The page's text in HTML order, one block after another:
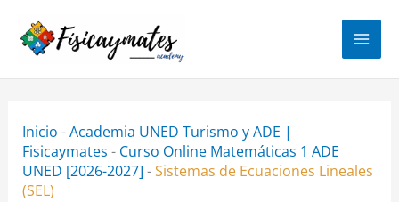
contenido
Inicio -Academia UNED Turismo y ADE |
Fisicaymates - Curso Online Matemáticas 1 ADE
UNED [2026-2027] -Sistemas de Ecuaciones Lineales
(SEL)